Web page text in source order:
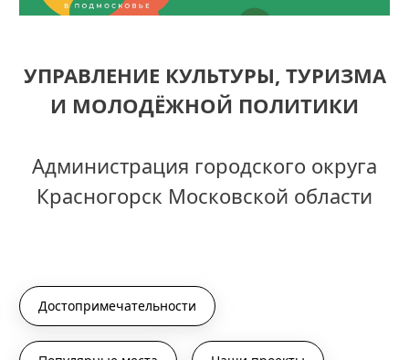
УПРАВЛЕНИЕ КУЛЬТУРЫ, ТУРИЗМА
И МОЛОДЁЖНОЙ ПОЛИТИКИ
Администрация городского округа
Красногорск Московской области
Достопримечательности